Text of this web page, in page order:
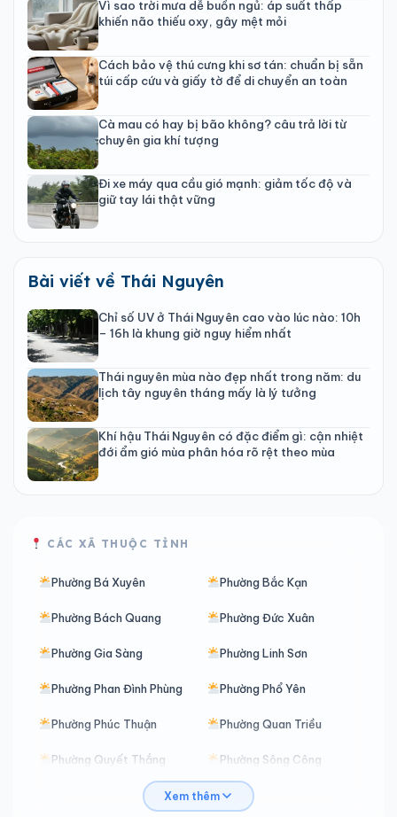
Vì sao trời mưa dễ buồn ngủ: áp suất thấp
khiến não thiếu oxy, gây mệt mỏi
Cách bảo vệ thú cưng khi sơ tán: chuẩn bị sẵn
túi cấp cứu và giấy tờ để di chuyển an toàn
Cà mau có hay bị bão không? câu trả lời từ
chuyên gia khí tượng
Đi xe máy qua cầu gió mạnh: giảm tốc độ và
giữ tay lái thật vững
Bài viết về Thái Nguyên
Chỉ số UV ở Thái Nguyên cao vào lúc nào: 10h
– 16h là khung giờ nguy hiểm nhất
Thái nguyên mùa nào đẹp nhất trong năm: du
lịch tây nguyên tháng mấy là lý tưởng
Khí hậu Thái Nguyên có đặc điểm gì: cận nhiệt
đới ẩm gió mùa phân hóa rõ rệt theo mùa
CÁC XÃ THUỘC TỈNH
Phường Bá Xuyên Phường Bắc Kạn
Phường Bách Quang Phường Đức Xuân
Phường Gia Sàng Phường Linh Sơn
Phường Phan Đình Phùng Phường Phổ Yên
Phường Phúc Thuận Phường Quan Triều
Phường Quyết Thắng Phường Sông Công
Phường Trung Thành Phường Vạn Xuân
Xem thêm